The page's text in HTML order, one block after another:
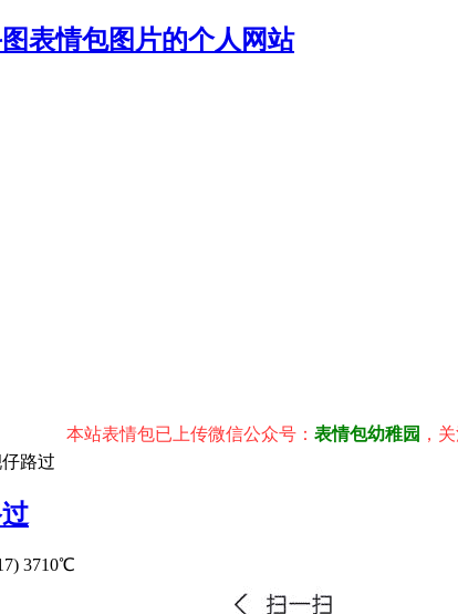
表情包图片的个人网站
本站表情包已上传微信公众号：表情包幼稚园，关注后
路过
3710℃